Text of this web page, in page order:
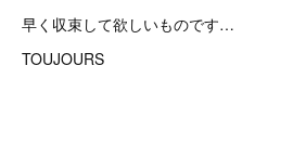
早く収束して欲しいものです…
TOUJOURS